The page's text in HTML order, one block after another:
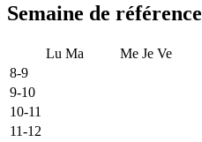
Semaine de référence
Lu Ma Me Je Ve
8-9
9-10
10-11
11-12